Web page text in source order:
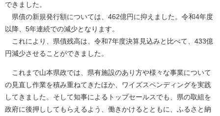
できました。
県債の新規発行額については、462億円に抑えました。令和4年度
以降、5年連続での減少となります。
これにより、県債残高は、令和7年度決算見込みと比べて、433億
円減少させることができました。
これまで山本県政では、県有施設のあり方や様々な事業について
の見直し作業を積み重ねてきたほか、ワイズスペンディングを実践
してきました。そして知事によるトップセールスでも、県の取組を
政府に後押ししてもらえるよう、働きかけるとともに、ふるさと納